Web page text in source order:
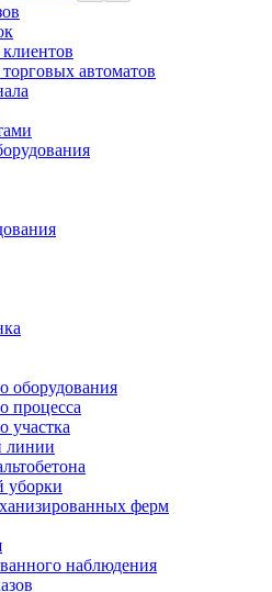
автоматов
оборудования
процесса
участка
линии
уборки
ферм
наблюдения